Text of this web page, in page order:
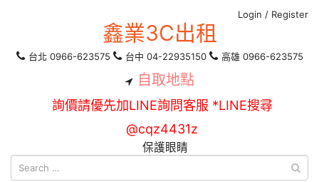
Login / Register
鑫業3C出租
台北 0966-623575 台中 04-22935150 高雄 0966-623575
自取地點
詢價請優先加LINE詢問客服 *LINE搜尋
@cqz4431z
保護眼睛